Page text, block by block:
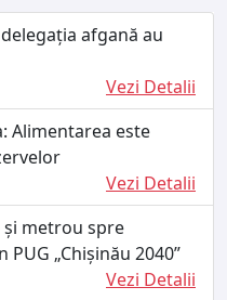
afgană au
Vezi Detalii
Alimentarea este
Vezi Detalii
și metrou spre
„Chișinău 2040”
Vezi Detalii